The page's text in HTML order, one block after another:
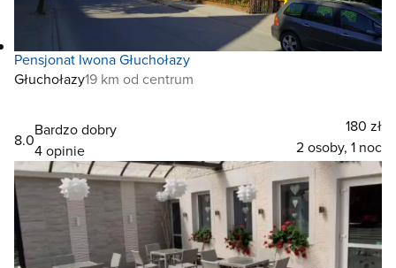
Pensjonat Iwona Głuchołazy
Głuchołazy19 km od centrum
8.0
Bardzo dobry
4 opinie
180 zł
2 osoby, 1 noc